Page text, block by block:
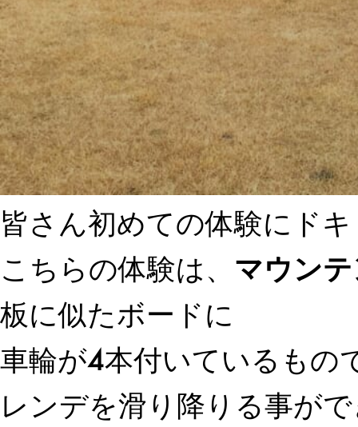
皆さん初めての体験にド
こちらの体験は、 マウン
板に似たボードに
車輪が4本付いているもの
レンデを滑り降りる事が